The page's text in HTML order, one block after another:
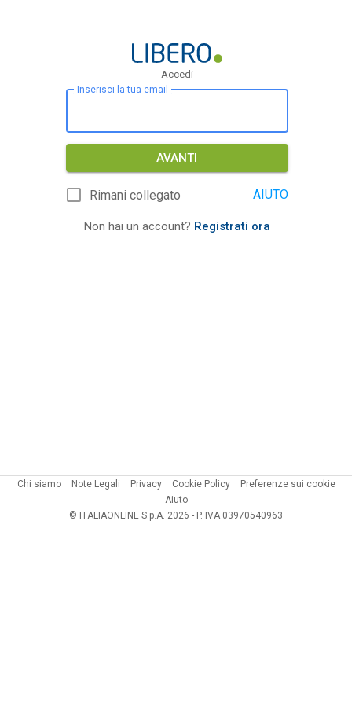
Accedi
Inserisci la tua email
AVANTI
Rimani collegato AIUTO
Non hai un account? Registrati ora
Chi siamo Note Legali Privacy Cookie Policy
Preferenze sui cookie
Aiuto
© ITALIAONLINE S.p.A. 2026 - P. IVA 03970540963